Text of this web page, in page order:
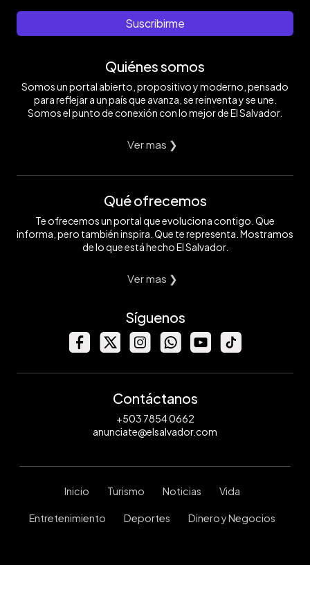
Suscribirme
Quiénes somos
Somos un portal abierto, propositivo y moderno, pensado
para reflejar a un país que avanza, se reinventa y se une.
Somos el punto de conexión con lo mejor de El Salvador.
Ver mas ❯
Qué ofrecemos
Te ofrecemos un portal que evoluciona contigo. Que
informa, pero también inspira. Que te representa. Mostramos
de lo que está hecho El Salvador.
Ver mas ❯
Síguenos
Contáctanos
+503 7854 0662
anunciate@elsalvador.com
Inicio Turismo Noticias Vida
Entretenimiento Deportes Dinero y Negocios